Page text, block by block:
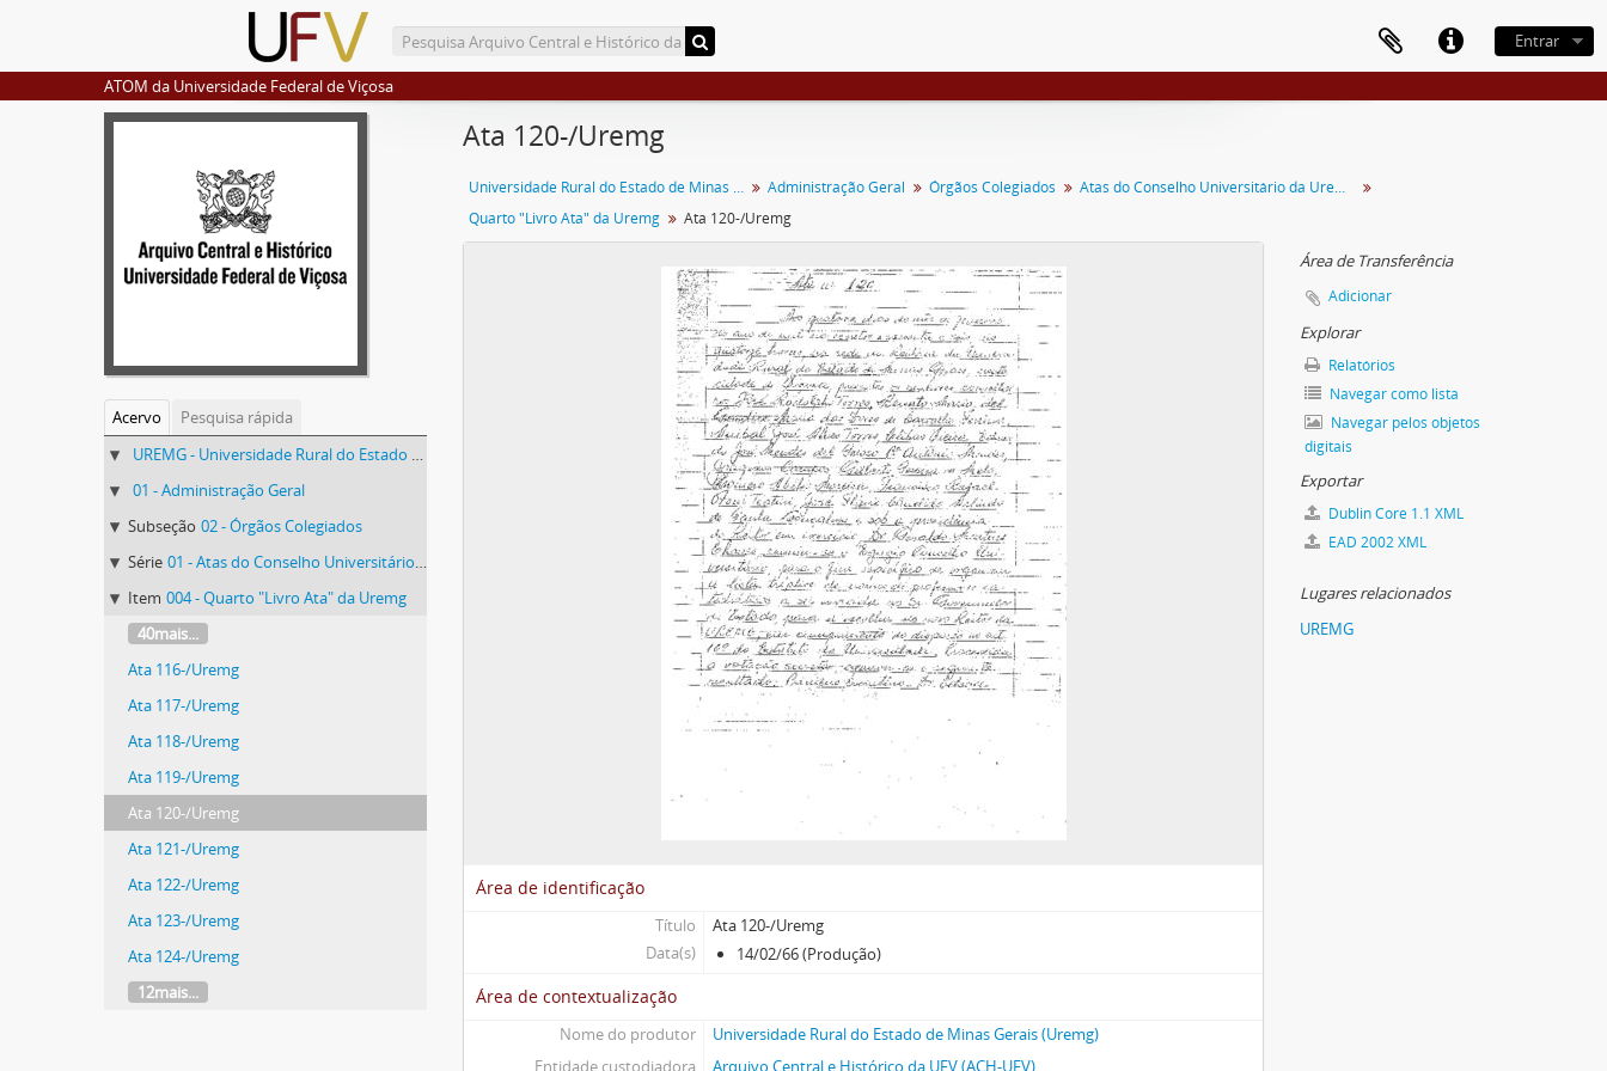
Entrar
ATOM da Universidade Federal de Viçosa
Acervo
Pesquisa rápida
UREMG - Universidade Rural do Estado de Minas Gerais
01 - Administração Geral
Subseção 02 - Órgãos Colegiados
Série 01 - Atas do Conselho Universitário da Uremg
Item 004 - Quarto "Livro Ata" da Uremg
40mais...
Ata 116-/Uremg
Ata 117-/Uremg
Ata 118-/Uremg
Ata 119-/Uremg
Ata 120-/Uremg
Ata 121-/Uremg
Ata 122-/Uremg
Ata 123-/Uremg
Ata 124-/Uremg
12mais...
Ata 120-/Uremg
Universidade Rural do Estado de Minas Gerais Administração Geral Órgãos Colegiados
Atas do Conselho Universitário da Uremg
Quarto "Livro Ata" da Uremg
Ata 120-/Uremg
Área de identificação
Título
Ata 120-/Uremg
Data(s)
14/02/66 (Produção)
Área de contextualização
Nome do produtor
Universidade Rural do Estado de Minas Gerais (Uremg)
Entidade custodiadora
Arquivo Central e Histórico da UFV (ACH-UFV)
Área de Transferência
Adicionar
Explorar
Relatórios
Navegar como lista
Navegar pelos objetos
digitais
Exportar
Dublin Core 1.1 XML
EAD 2002 XML
Lugares relacionados
UREMG